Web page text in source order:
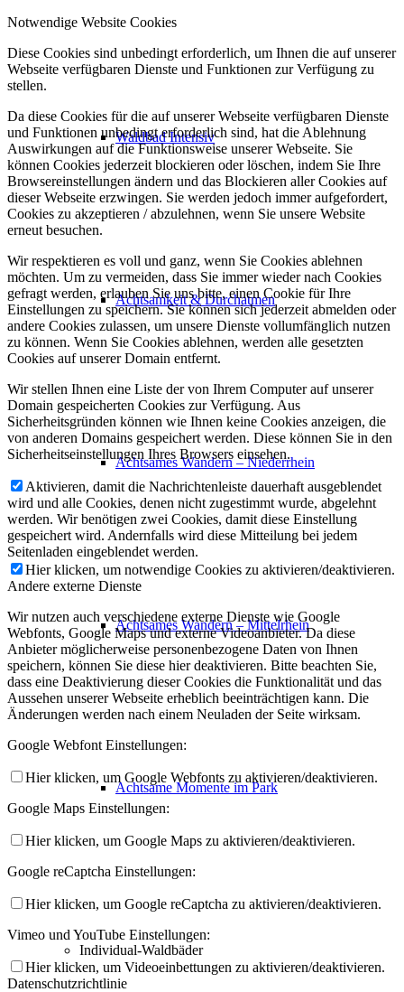
Waldbad Intensiv
Achtsamkeit & Durchatmen
Achtsames Wandern – Niederrhein
Achtsames Wandern – Mittelrhein
Achtsame Momente im Park
Individual-Waldbäder
Notwendige Website Cookies
Diese Cookies sind unbedingt erforderlich, um Ihnen die auf unserer
Webseite verfügbaren Dienste und Funktionen zur Verfügung zu
stellen.
Da diese Cookies für die auf unserer Webseite verfügbaren Dienste
und Funktionen unbedingt erforderlich sind, hat die Ablehnung
Auswirkungen auf die Funktionsweise unserer Webseite. Sie
können Cookies jederzeit blockieren oder löschen, indem Sie Ihre
Browsereinstellungen ändern und das Blockieren aller Cookies auf
dieser Webseite erzwingen. Sie werden jedoch immer aufgefordert,
Cookies zu akzeptieren / abzulehnen, wenn Sie unsere Website
erneut besuchen.
Wir respektieren es voll und ganz, wenn Sie Cookies ablehnen
möchten. Um zu vermeiden, dass Sie immer wieder nach Cookies
gefragt werden, erlauben Sie uns bitte, einen Cookie für Ihre
Einstellungen zu speichern. Sie können sich jederzeit abmelden oder
andere Cookies zulassen, um unsere Dienste vollumfänglich nutzen
zu können. Wenn Sie Cookies ablehnen, werden alle gesetzten
Cookies auf unserer Domain entfernt.
Wir stellen Ihnen eine Liste der von Ihrem Computer auf unserer
Domain gespeicherten Cookies zur Verfügung. Aus
Sicherheitsgründen können wie Ihnen keine Cookies anzeigen, die
von anderen Domains gespeichert werden. Diese können Sie in den
Sicherheitseinstellungen Ihres Browsers einsehen.
Aktivieren, damit die Nachrichtenleiste dauerhaft ausgeblendet
wird und alle Cookies, denen nicht zugestimmt wurde, abgelehnt
werden. Wir benötigen zwei Cookies, damit diese Einstellung
gespeichert wird. Andernfalls wird diese Mitteilung bei jedem
Seitenladen eingeblendet werden.
Hier klicken, um notwendige Cookies zu aktivieren/deaktivieren.
Andere externe Dienste
Wir nutzen auch verschiedene externe Dienste wie Google
Webfonts, Google Maps und externe Videoanbieter. Da diese
Anbieter möglicherweise personenbezogene Daten von Ihnen
speichern, können Sie diese hier deaktivieren. Bitte beachten Sie,
dass eine Deaktivierung dieser Cookies die Funktionalität und das
Aussehen unserer Webseite erheblich beeinträchtigen kann. Die
Änderungen werden nach einem Neuladen der Seite wirksam.
Google Webfont Einstellungen:
Hier klicken, um Google Webfonts zu aktivieren/deaktivieren.
Google Maps Einstellungen:
Hier klicken, um Google Maps zu aktivieren/deaktivieren.
Google reCaptcha Einstellungen:
Hier klicken, um Google reCaptcha zu aktivieren/deaktivieren.
Vimeo und YouTube Einstellungen:
Hier klicken, um Videoeinbettungen zu aktivieren/deaktivieren.
Datenschutzrichtlinie